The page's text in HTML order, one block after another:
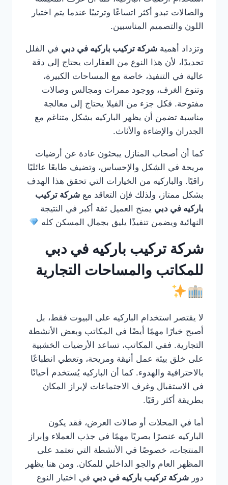
والصالات تبدو أكثر اتساعًا وترتيبًا عندما يتم اختيار
اللون والتصميم المناسبين.
وتزداد أهمية شركة تركيب باركيه في دبي في الفلل
تحديدًا، لأن هذا النوع من العقارات يحتاج إلى دقة
عالية في التنفيذ، خاصة مع المساحات الكبيرة،
وتنوع الغرف، ووجود ممرات ومجالس وصالات
مفتوحة. فكل جزء من الفيلا يحتاج إلى معالجة
مناسبة تضمن أن يظهر الباركيه بشكل متناغم مع
الجدران والإضاءة والأثاث.
كما أن أصحاب المنازل يبحثون عادة عن أرضيات
مريحة في الشكل والإحساس، وتضيف طابعًا عائليًا
راقيًا. والباركيه من الخيارات التي تحقق هذا الهدف
بشكل ممتاز، ولذلك فإن التعاقد مع شركة تركيب
باركيه في دبي يمنح العميل ثقة أكبر في النتيجة
النهائية ويضمن تنفيذًا يليق بجمال المسكن كله
شركة تركيب باركيه في دبي
للمكاتب والمساحات التجارية
لا يقتصر استخدام الباركيه على البيوت فقط، بل
أصبح خيارًا مهمًا أيضًا في المكاتب وبعض الأنشطة
التجارية. ففي المكاتب، تساعد الأرضيات الخشبية
على خلق بيئة عمل أنيقة ومريحة، وتعطي انطباعًا
بالاحترافية والهدوء. كما أن الباركيه يُستخدم أحيانًا
في الاستقبال وغرف الاجتماعات لإبراز المكان
بطريقة أكثر رقيًا.
أما في المحلات أو صالات العرض، فقد يكون
الباركيه عنصرًا بصريًا مهمًا في جذب العملاء وإبراز
المنتجات، خصوصًا في الأنشطة التي تعتمد على
المظهر العام والجو الداخلي للمكان. ومن هنا يظهر
دور شركة تركيب باركيه في دبي في اختيار النوع